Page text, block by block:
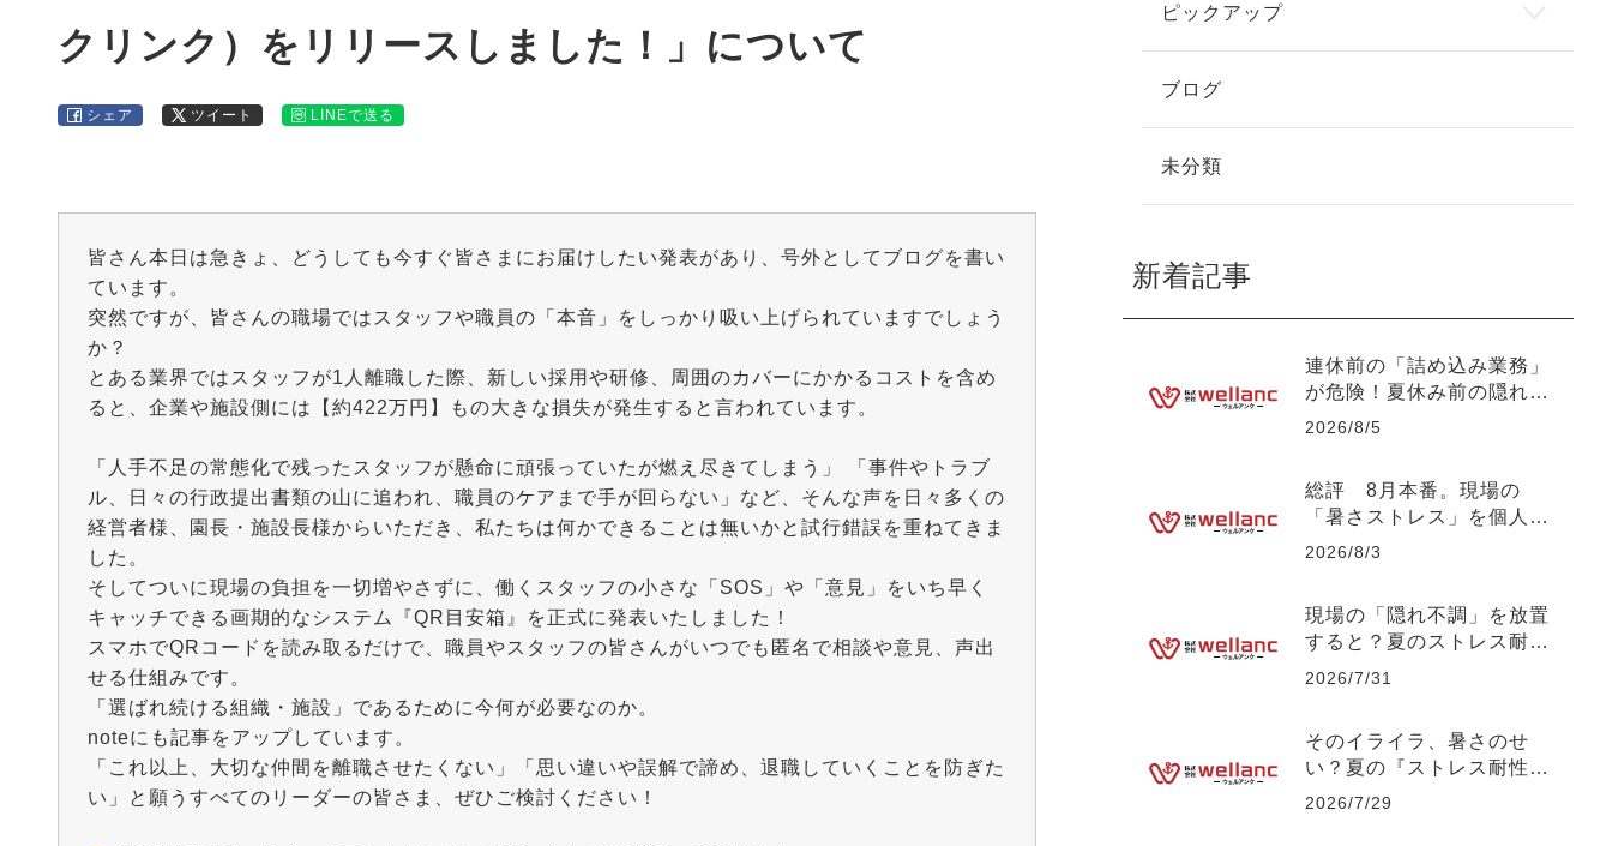
クリンク）をリリースしました！」について
シェア ツイート LINEで送る
皆さん本日は急きょ、どうしても今すぐ皆さまにお届けしたい発表があり、号外としてブログを書い
ています。
突然ですが、皆さんの職場ではスタッフや職員の「本音」をしっかり吸い上げられていますでしょう
か？
とある業界ではスタッフが1人離職した際、新しい採用や研修、周囲のカバーにかかるコストを含め
ると、企業や施設側には【約422万円】もの大きな損失が発生すると言われています。
「人手不足の常態化で残ったスタッフが懸命に頑張っていたが燃え尽きてしまう」 「事件やトラブ
ル、日々の行政提出書類の山に追われ、職員のケアまで手が回らない」など、そんな声を日々多くの
経営者様、園長・施設長様からいただき、私たちは何かできることは無いかと試行錯誤を重ねてきま
した。
そしてついに現場の負担を一切増やさずに、働くスタッフの小さな「SOS」や「意見」をいち早く
キャッチできる画期的なシステム『QR目安箱』を正式に発表いたしました！
スマホでQRコードを読み取るだけで、職員やスタッフの皆さんがいつでも匿名で相談や意見、声出
せる仕組みです。
「選ばれ続ける組織・施設」であるために今何が必要なのか。
noteにも記事をアップしています。
「これ以上、大切な仲間を離職させたくない」「思い違いや誤解で諦め、退職していくことを防ぎた
い」と願うすべてのリーダーの皆さま、ぜひご検討ください！
ピックアップ
ブログ
未分類
新着記事
連休前の「詰め込み業務」
が危険！夏休み前の隠れ疲
労とパフォーマンス低下の
2026/8/5
総評 8月本番。現場の
「暑さストレス」を個人の
せいにしない組織づくりに
2026/8/3
現場の「隠れ不調」を放置
すると？夏のストレス耐性
低下が引き起こす【突発離
2026/7/31
そのイライラ、暑さのせ
い？夏の『ストレス耐性』
が削られる危険な悪循環に
2026/7/29